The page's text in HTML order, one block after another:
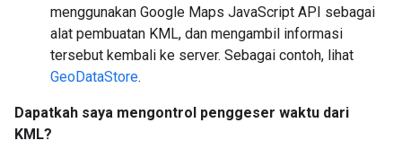
menggunakan Google Maps JavaScript API sebagai
alat pembuatan KML, dan mengambil informasi
tersebut kembali ke server. Sebagai contoh, lihat
GeoDataStore.
Dapatkah saya mengontrol penggeser waktu dari
KML?